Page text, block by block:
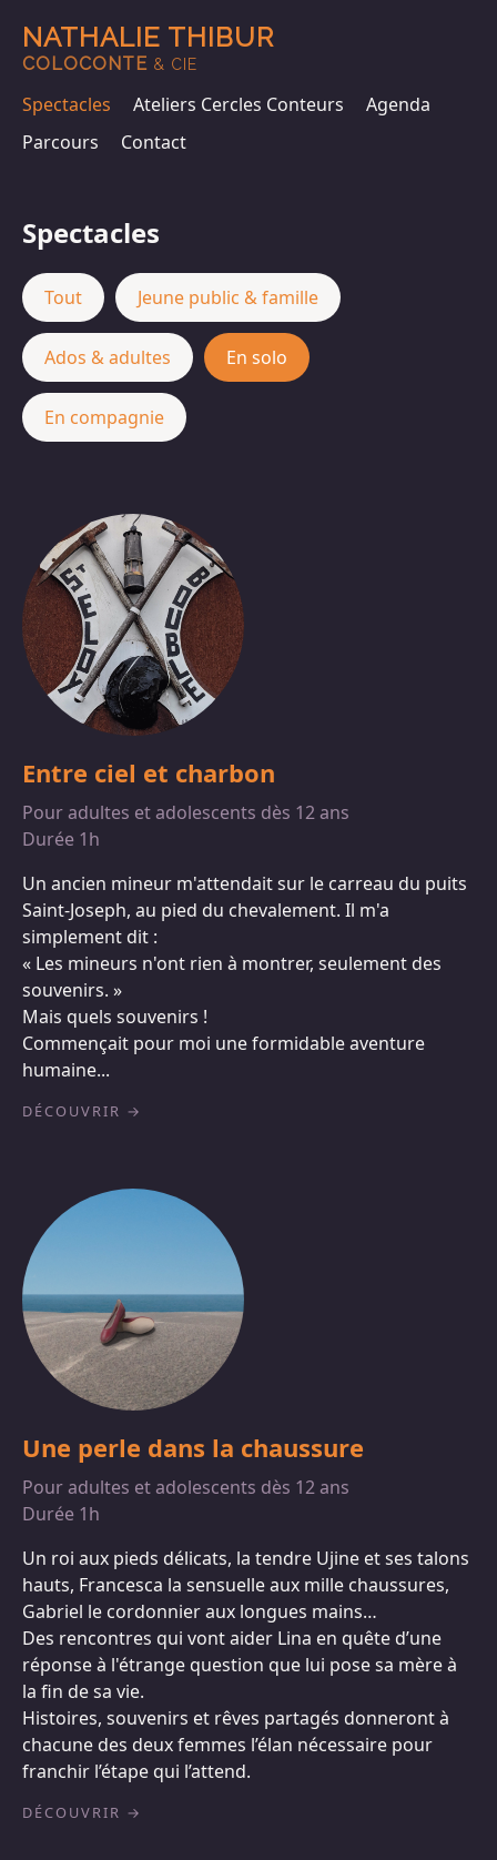
NATHALIE THIBUR
COLOCONTE & CIE
Spectacles Ateliers Cercles Conteurs
Agenda
Parcours
Contact
Spectacles
Tout Jeune public & famille
Ados & adultes En solo
En compagnie
Entre ciel et charbon
Pour adultes et adolescents dès 12 ans
Durée 1h
Un ancien mineur m'attendait sur le carreau du puits
Saint-Joseph, au pied du chevalement. Il m'a
simplement dit :
« Les mineurs n'ont rien à montrer, seulement des
souvenirs. »
Mais quels souvenirs !
Commençait pour moi une formidable aventure
humaine...
DÉCOUVRIR
Une perle dans la chaussure
Pour adultes et adolescents dès 12 ans
Durée 1h
Un roi aux pieds délicats, la tendre Ujine et ses talons
hauts, Francesca la sensuelle aux mille chaussures,
Gabriel le cordonnier aux longues mains…
Des rencontres qui vont aider Lina en quête d’une
réponse à l'étrange question que lui pose sa mère à
la fin de sa vie.
Histoires, souvenirs et rêves partagés donneront à
chacune des deux femmes l’élan nécessaire pour
franchir l’étape qui l’attend.
DÉCOUVRIR